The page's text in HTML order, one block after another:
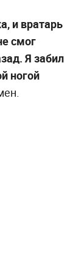
и вратарь
смог
Я забил
ногой